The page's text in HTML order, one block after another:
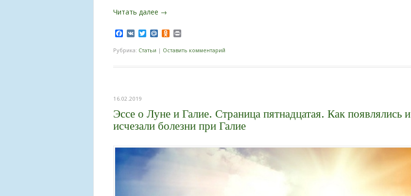
Читать далее →
Facebook
VK TwitterMail.RuOdnoklassniki
Рубрика: Статьи | Оставить комментарий
16.02.2019
Эссе о Луне и Галие. Страница пятнадцатая. Как появлялись и
исчезали болезни при Галие